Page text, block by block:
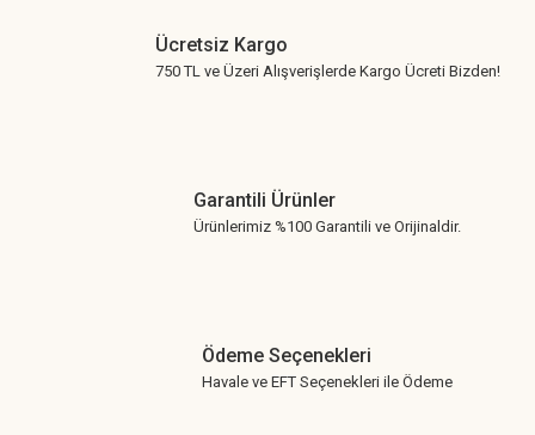
Ücretsiz Kargo
750 TL ve Üzeri Alışverişlerde Kargo Ücreti Bizden!
Garantili Ürünler
Ürünlerimiz %100 Garantili ve Orijinaldir.
Ödeme Seçenekleri
Havale ve EFT Seçenekleri ile Ödeme